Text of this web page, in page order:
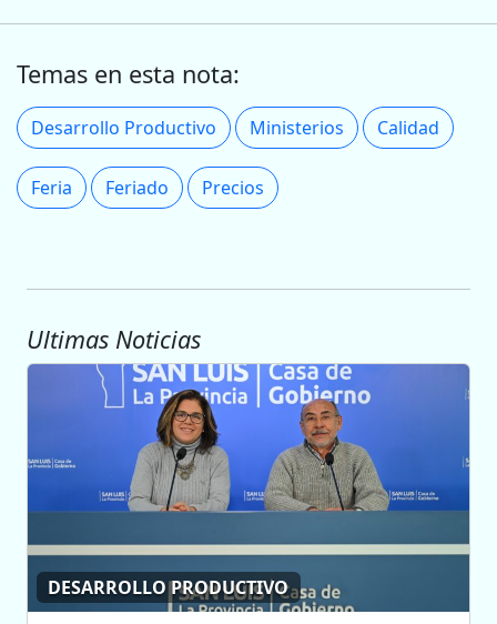
Temas en esta nota:
Desarrollo Productivo Ministerios Calidad
Feria Feriado Precios
Ultimas Noticias
DESARROLLO PRODUCTIVO